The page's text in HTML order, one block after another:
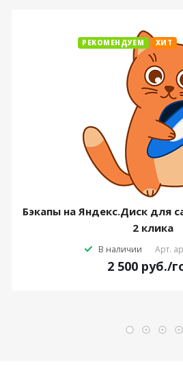
РЕКОМЕНДУЕМ ХИТ
Бэкапы на Яндекс.Диск для
2 клика
В наличии Арт.
2 500 руб./